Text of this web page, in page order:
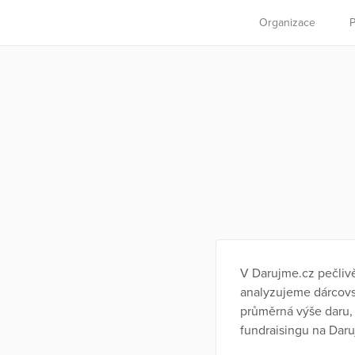
Organizace
V Darujme.cz
analyzujeme
průměrná výše
fundraisingu na